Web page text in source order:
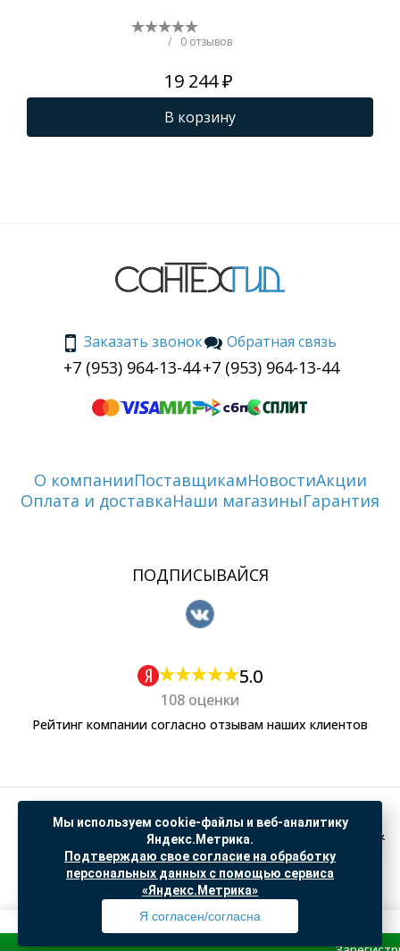
/ 0 отзывов
19 244 ₽
В корзину
Заказать звонок
+7 (953) 964-13-44
Обратная связь
+7 (953) 964-13-44
О компанииПоставщикамНовостиАкции
Оплата и доставкаНаши магазиныГарантия
ПОДПИСЫВАЙСЯ
5.0
108 оценки
Рейтинг компании согласно отзывам наших клиентов
Политика обработки персональных данных
Согласие на обработку данных Яндекс Метрика
"© ООО “САНТЕХГИД”, 2026. Все права защищены. Предложение не является публичной
офертой, цены и информация на сайте ознакомительные
Доработка и продвижение вSO.USE
Мы используем cookie-файлы и веб-аналитику
Яндекс.Метрика.
Подтверждаю свое согласие на обработку
персональных данных с помощью сервиса
«Яндекс.Метрика»
Я согласен/согласна